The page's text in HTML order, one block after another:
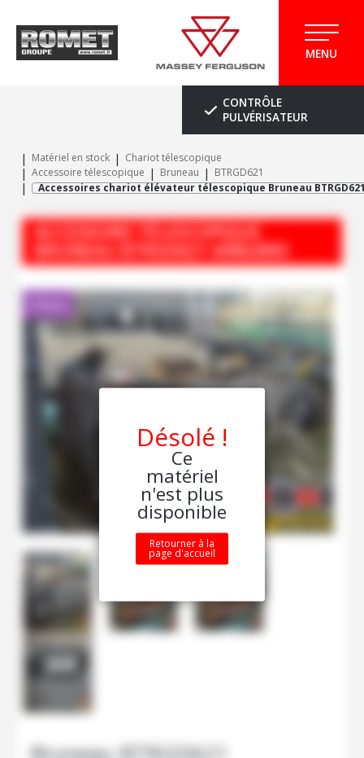
MENU
CONTRÔLE
PULVÉRISATEUR
Matériel en stock
Chariot télescopique
Accessoire télescopique
Bruneau
BTRGD621
Accessoires chariot élévateur télescopique Bruneau
ACCESSOIRE TÉLESCOPIQUE
#M62895
Désolé !
Ce
matériel
n'est plus
disponible
Retourner à la
page d'accueil